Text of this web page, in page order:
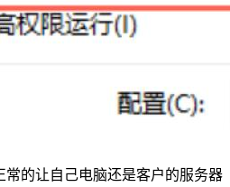
的让自己电脑还是客户的服务器